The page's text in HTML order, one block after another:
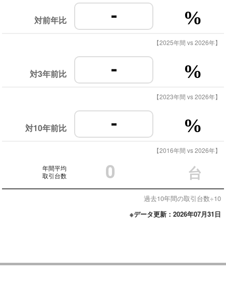
対前年比 - %
【2025年間 vs 2026年】
対3年前比 - %
【2023年間 vs 2026年】
対10年前比 - %
【2016年間 vs 2026年】
年間平均
取引台数
0 台
過去10年間の取引台数÷10
※データ更新：2026年07月31日